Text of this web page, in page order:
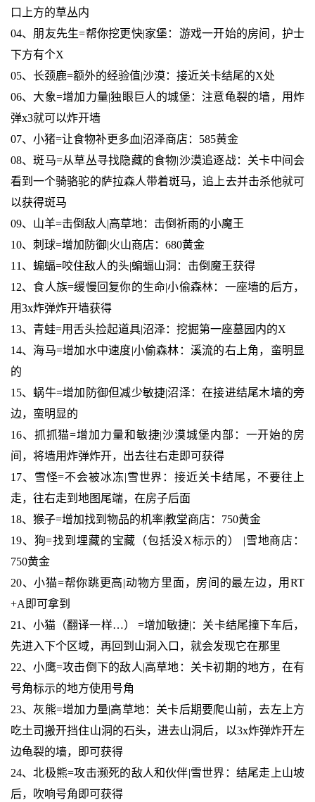
口上方的草丛内
04、朋友先生=帮你挖更快|家堡：游戏一开始的房间，护士
下方有个X
05、长颈鹿=额外的经验值|沙漠：接近关卡结尾的X处
06、大象=增加力量|独眼巨人的城堡：注意龟裂的墙，用炸
弹x3就可以炸开墙
07、小猪=让食物补更多血|沼泽商店：585黄金
08、斑马=从草丛寻找隐藏的食物|沙漠追逐战：关卡中间会
看到一个骑骆驼的萨拉森人带着斑马，追上去并击杀他就可
以获得斑马
09、山羊=击倒敌人|高草地：击倒祈雨的小魔王
10、刺球=增加防御|火山商店：680黄金
11、蝙蝠=咬住敌人的头|蝙蝠山洞：击倒魔王获得
12、食人族=缓慢回复你的生命|小偷森林：一座墙的后方，
用3x炸弹炸开墙获得
13、青蛙=用舌头捡起道具|沼泽：挖掘第一座墓园内的X
14、海马=增加水中速度|小偷森林：溪流的右上角，蛮明显
的
15、蜗牛=增加防御但减少敏捷|沼泽：在接进结尾木墙的旁
边，蛮明显的
16、抓抓猫=增加力量和敏捷|沙漠城堡内部：一开始的房
间，将墙用炸弹炸开，出去往右走即可获得
17、雪怪=不会被冰冻|雪世界：接近关卡结尾，不要往上
走，往右走到地图尾端，在房子后面
18、猴子=增加找到物品的机率|教堂商店：750黄金
19、狗=找到埋藏的宝藏（包括没X标示的） |雪地商店：
750黄金
20、小猫=帮你跳更高|动物方里面，房间的最左边，用RT
+A即可拿到
21、小猫（翻译一样…） =增加敏捷|：关卡结尾撞下车后，
先进入下个区域，再回到山洞入口，就会发现它在那里
22、小鹰=攻击倒下的敌人|高草地：关卡初期的地方，在有
号角标示的地方使用号角
23、灰熊=增加力量|高草地：关卡后期要爬山前，去左上方
吃土司搬开挡住山洞的石头，进去山洞后，以3x炸弹炸开左
边龟裂的墙，即可获得
24、北极熊=攻击濒死的敌人和伙伴|雪世界：结尾走上山坡
后，吹响号角即可获得